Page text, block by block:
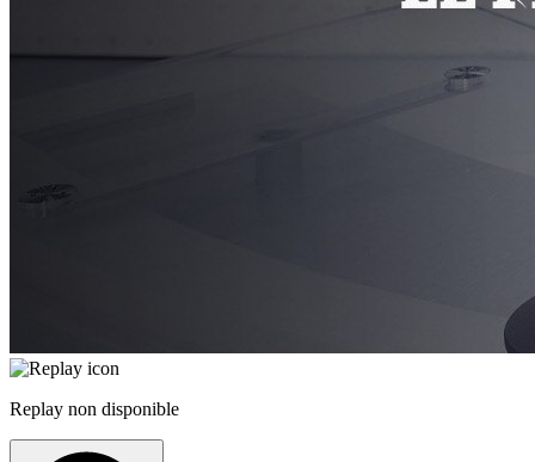
Replay non disponible